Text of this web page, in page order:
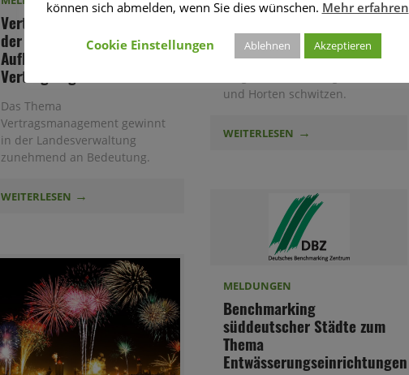
aktuelle Rechtsprechung des
OVG Berlin-Brandenburg die
und Horten schwitzen.
WEITERLESEN
Vertragsmanagement in
der Landesverwaltung –
Aufbau des
Vertragsregisters
Das Thema
Vertragsmanagement gewinnt
in der Landesverwaltung
zunehmend an Bedeutung.
WEITERLESEN
MELDUNGEN
Benchmarking
süddeutscher Städte zum
Thema
Entwässerungseinrichtungen
können sich abmelden, wenn Sie dies wünschen. Mehr erfahren
Cookie Einstellungen Ablehnen Akzeptieren